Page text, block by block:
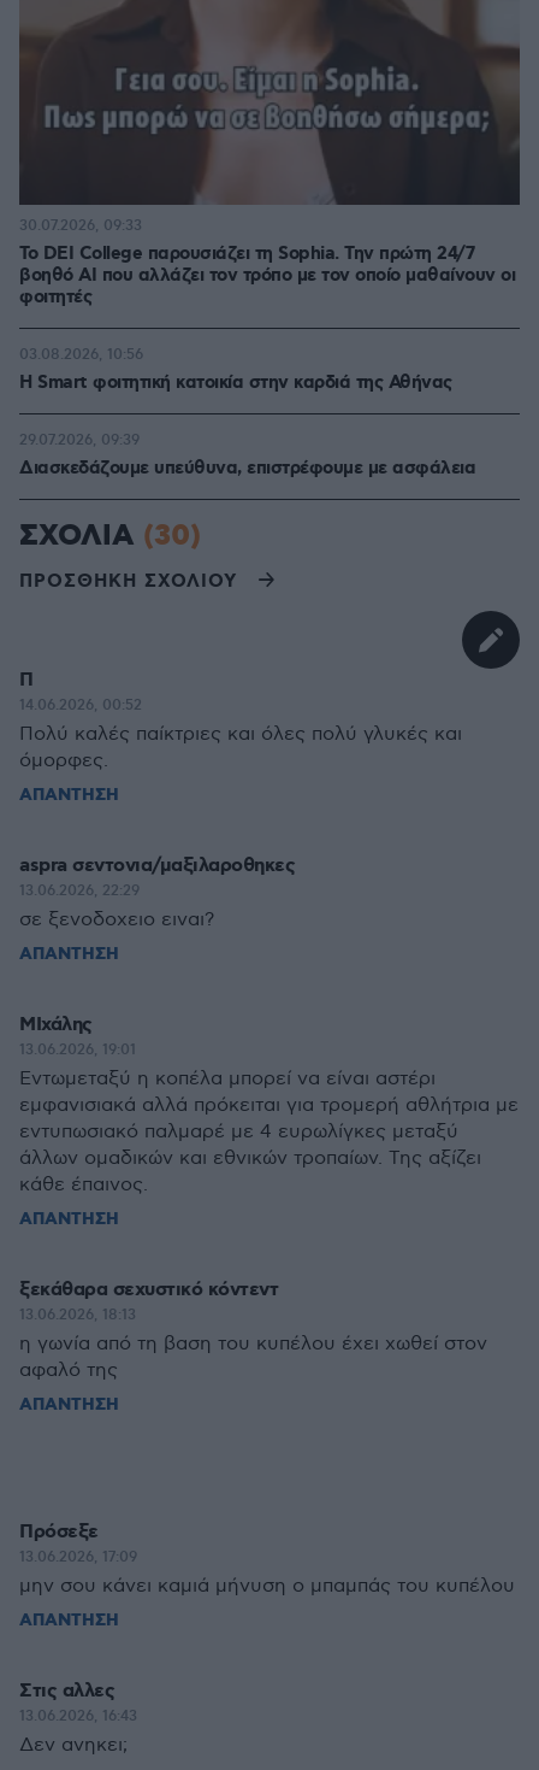
Το DEI College παρουσιάζει τη Sophia. Την πρώτη 24/7
βοηθό AI που αλλάζει τον τρόπο με τον οποίο μαθαίνουν οι
φοιτητές
30.07.2026, 09:33
Η Smart φοιτητική κατοικία στην καρδιά της Αθήνας
03.08.2026, 10:56
Διασκεδάζουμε υπεύθυνα, επιστρέφουμε με ασφάλεια
29.07.2026, 09:39
ΣΧΟΛΙΑ (30)
ΠΡΟΣΘΗΚΗ ΣΧΟΛΙΟΥ
Π
14.06.2026, 00:52
Πολύ καλές παίκτριες και όλες πολύ γλυκές και
όμορφες.
ΑΠΑΝΤΗΣΗ
aspra σεντονια/μαξιλαροθηκες
13.06.2026, 22:29
σε ξενοδοχειο ειναι?
ΑΠΑΝΤΗΣΗ
ΜΙχάλης
13.06.2026, 19:01
Εντωμεταξύ η κοπέλα μπορεί να είναι αστέρι
εμφανισιακά αλλά πρόκειται για τρομερή αθλήτρια με
εντυπωσιακό παλμαρέ με 4 ευρωλίγκες μεταξύ
άλλων ομαδικών και εθνικών τροπαίων. Της αξίζει
κάθε έπαινος.
ΑΠΑΝΤΗΣΗ
ξεκάθαρα σεχυστικό κόντεντ
13.06.2026, 18:13
η γωνία από τη βαση του κυπέλου έχει χωθεί στον
αφαλό της
ΑΠΑΝΤΗΣΗ
Πρόσεξε
13.06.2026, 17:09
μην σου κάνει καμιά μήνυση ο μπαμπάς του κυπέλου
ΑΠΑΝΤΗΣΗ
Στις αλλες
13.06.2026, 16:43
Δεν ανηκει;